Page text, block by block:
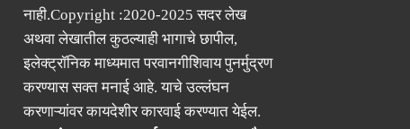
नाही.Copyright :2020-2025 सदर लेख
अथवा लेखातील कुठल्याही भागाचे छापील,
इलेक्ट्रॉनिक माध्यमात परवानगीशिवाय पुनर्मुद्रण
करण्यास सक्त मनाई आहे. याचे उल्लंघन
करणाऱ्यांवर कायदेशीर कारवाई करण्यात येईल.